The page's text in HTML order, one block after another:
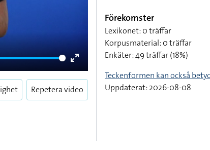
Enter
fullscreen
Repetera video
Förekomster
Lexikonet: 0 träffar
Korpusmaterial: 0 träffar
Enkäter: 49 träffar (18%)
Teckenformen kan också
Uppdaterat: 2026-08-08